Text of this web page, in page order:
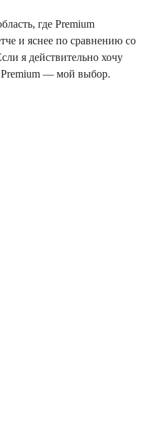
где Premium
и яснее по сравнению со
я действительно хочу
Premium — мой выбор.